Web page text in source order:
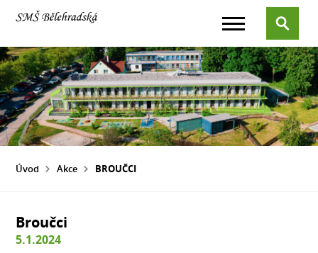
Úvod Akce BROUČCI
Broučci
5.1.2024